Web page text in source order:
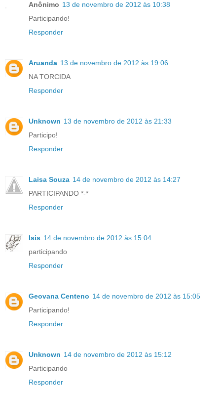
Anônimo 13 de novembro de 2012 às 10:38
Participando!
Responder
Aruanda 13 de novembro de 2012 às 19:06
NA TORCIDA
Responder
Unknown 13 de novembro de 2012 às 21:33
Participo!
Responder
Laisa Souza 14 de novembro de 2012 às 14:27
PARTICIPANDO *-*
Responder
Isis 14 de novembro de 2012 às 15:04
participando
Responder
Geovana Centeno 14 de novembro de 2012 às 15:05
Participando!
Responder
Unknown 14 de novembro de 2012 às 15:12
Participando
Responder